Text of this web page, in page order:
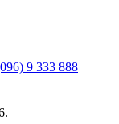
9 333 888